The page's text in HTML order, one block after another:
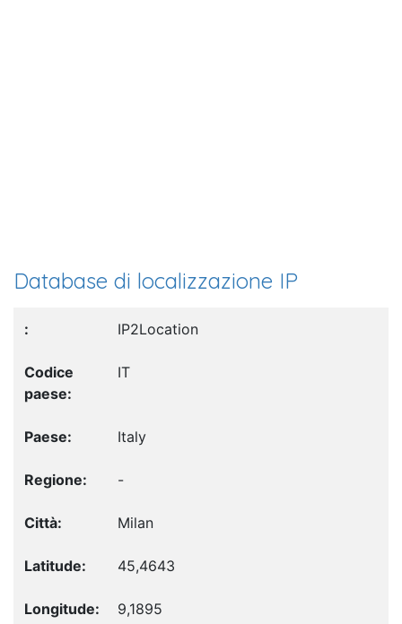
Database di localizzazione IP
IP2Location
IT
Italy
-
Milan
45,4643
9,1895